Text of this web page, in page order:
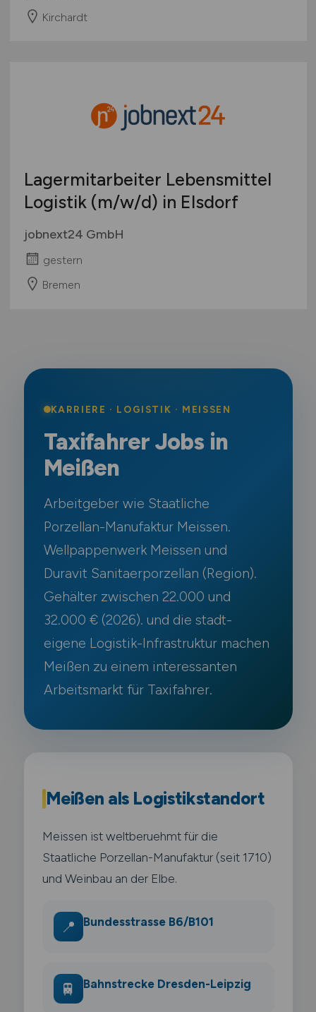
Kirchardt
Lagermitarbeiter Lebensmittel
Logistik (m/w/d) in Elsdorf
jobnext24 GmbH
gestern
Bremen
KARRIERE · LOGISTIK · MEISSEN
Taxifahrer Jobs in
Meißen
Arbeitgeber wie Staatliche
Porzellan-Manufaktur Meissen.
Wellpappenwerk Meissen und
Duravit Sanitaerporzellan (Region).
Gehälter zwischen 22.000 und
32.000 € (2026). und die stadt-
eigene Logistik-Infrastruktur machen
Meißen zu einem interessanten
Arbeitsmarkt für Taxifahrer.
Meißen als Logistikstandort
Meissen ist weltberuehmt für die
Staatliche Porzellan-Manufaktur (seit 1710)
und Weinbau an der Elbe.
📍 Bundesstrasse B6/B101
🚆 Bahnstrecke Dresden-Leipzig